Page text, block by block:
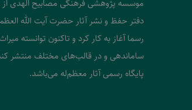
دفتر حفظ و نشر آثار حضرت آیت الله
رسما آغاز به کار کرد و تاکنون توانسته
ساماندهی و در قالب‌های مختلف منتشر
پایگاه رسمی آثار معظم‌له می‌باشد.